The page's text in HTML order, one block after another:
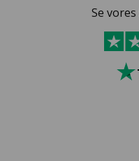
Se vores